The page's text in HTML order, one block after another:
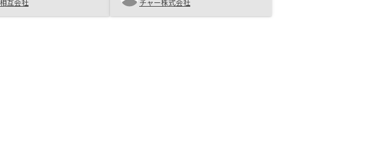
スケジュールや不明点
について柔軟に対応い
互会社
知識・印象も良かったです。引き続
き、よろしくお願いします。
チャー株式会社